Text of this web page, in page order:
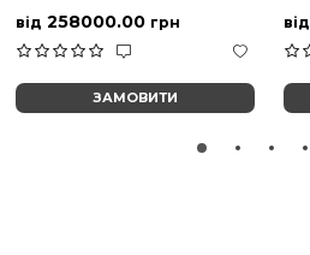
від 258000.00 грн
ЗАМОВИТИ
від